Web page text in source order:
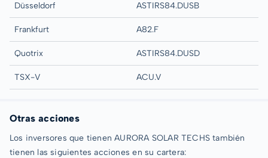
Düsseldorf ASTIRS84.DUSB
Frankfurt A82.F
Quotrix ASTIRS84.DUSD
TSX-V ACU.V
Otras acciones
Los inversores que tienen AURORA SOLAR TECHS también
tienen las siguientes acciones en su cartera: